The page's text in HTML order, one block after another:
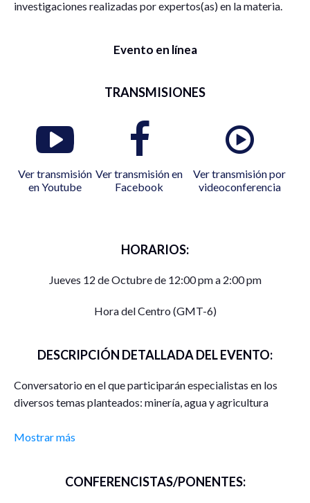
investigaciones realizadas por expertos(as) en la materia.
Evento en línea
TRANSMISIONES
Ver transmisión
en Youtube
Ver transmisión en
Facebook
Ver transmisión por
videoconferencia
HORARIOS:
Jueves 12 de Octubre de 12:00 pm a 2:00 pm
Hora del Centro (GMT-6)
DESCRIPCIÓN DETALLADA DEL EVENTO:
Conversatorio en el que participarán especialistas en los
diversos temas planteados: minería, agua y agricultura
Mostrar más
CONFERENCISTAS/PONENTES: